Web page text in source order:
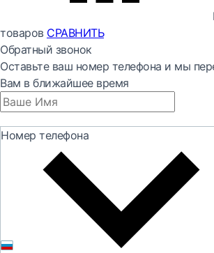
товаров СРАВНИТЬ
Обратный звонок
Оставьте ваш номер телефона и мы
Вам в ближайшее время
Номер телефона